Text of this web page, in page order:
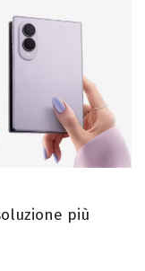
più